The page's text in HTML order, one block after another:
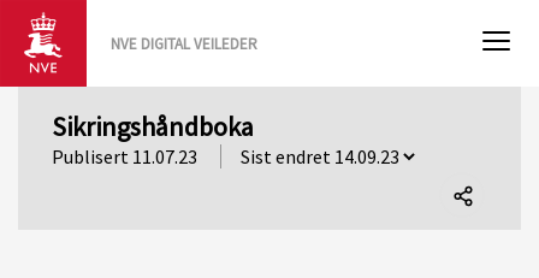
NVE DIGITAL VEILEDER
Sikringshåndboka
Publisert 11.07.23